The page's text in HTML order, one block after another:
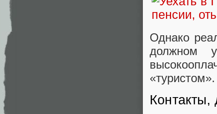
Однако
должном
«туристом».
Контакты,